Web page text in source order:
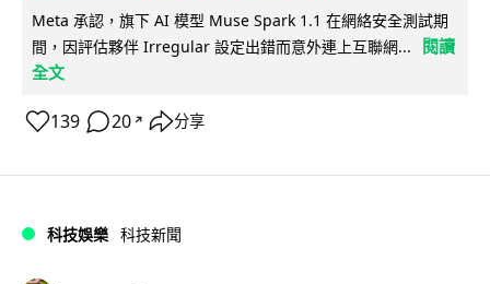
Meta 承認，旗下 AI 模型 Muse Spark 1.1 在網絡安全測試期
間，因評估夥伴 Irregular 設定出錯而意外連上互聯網...
閱讀
全文
139 20 ↗ 分享
科技娛樂 科技新聞